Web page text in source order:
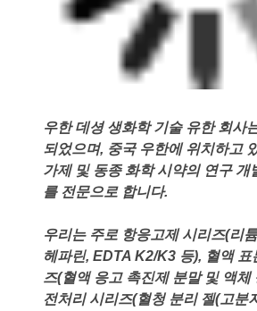
우한 데셩 생화학 기술 유한 회사
되었으며, 중국 우한에 위치하고
가제 및 동종 화학 시약의 연구 개
를 전문으로 합니다.
우리는 주로 항응고제 시리즈(리
헤파린, EDTA K2/K3 등), 혈액 표
즈(혈액 응고 촉진제 분말 및 액체
전처리 시리즈(혈청 분리 젤(고분